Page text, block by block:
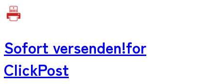
Sofort versenden!for
ClickPost